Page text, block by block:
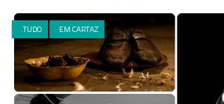
.TUDO EM CARTAZ